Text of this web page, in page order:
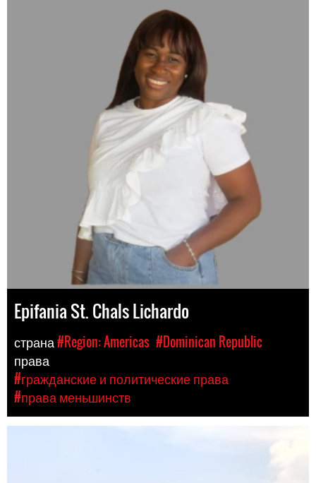
Epifania St. Chals Lichardo
страна#Region: Americas #Dominican Republic
права
#гражданские и политические права
#права меньшинств